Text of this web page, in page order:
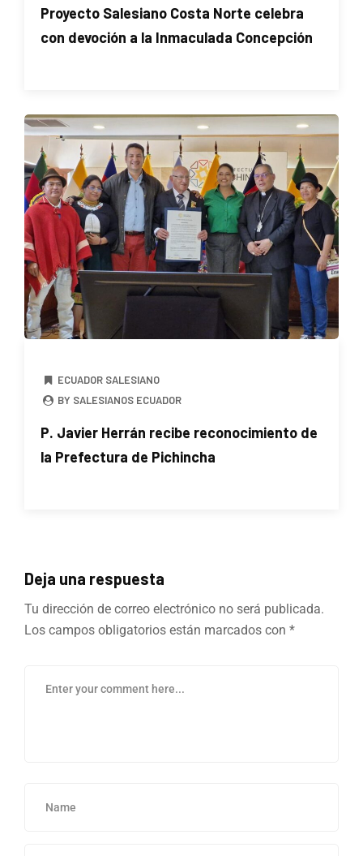
Proyecto Salesiano Costa Norte celebra
con devoción a la Inmaculada Concepción
ECUADOR SALESIANO
BY SALESIANOS ECUADOR
P. Javier Herrán recibe reconocimiento de
la Prefectura de Pichincha
Deja una respuesta
Tu dirección de correo electrónico no será publicada.
Los campos obligatorios están marcados con *